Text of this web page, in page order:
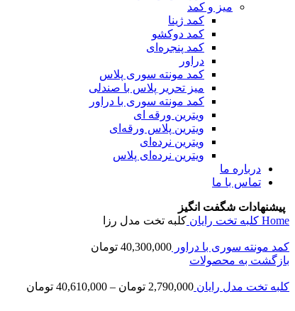
میز و کمد
کمد ژینا
کمد دوکشو
کمد پنجره‌ای
دراور
کمد مونته سوری پلاس
میز تحریر پلاس با صندلی
کمد مونته سوری با دراور
ویترین ورقه ای
ویترین پلاس ورقه‌ای
ویترین نرده‌ای
ویترین نرده‌ای پلاس
درباره ما
تماس با ما
پیشنهادات شگفت انگیز
Home کلبه تخت رایان کلبه تخت مدل رزا
کمد مونته سوری با دراور 40,300,000 تومان
بازگشت به محصولات
کلبه تخت مدل رایان 2,790,000 تومان –
40,610,000 تومان